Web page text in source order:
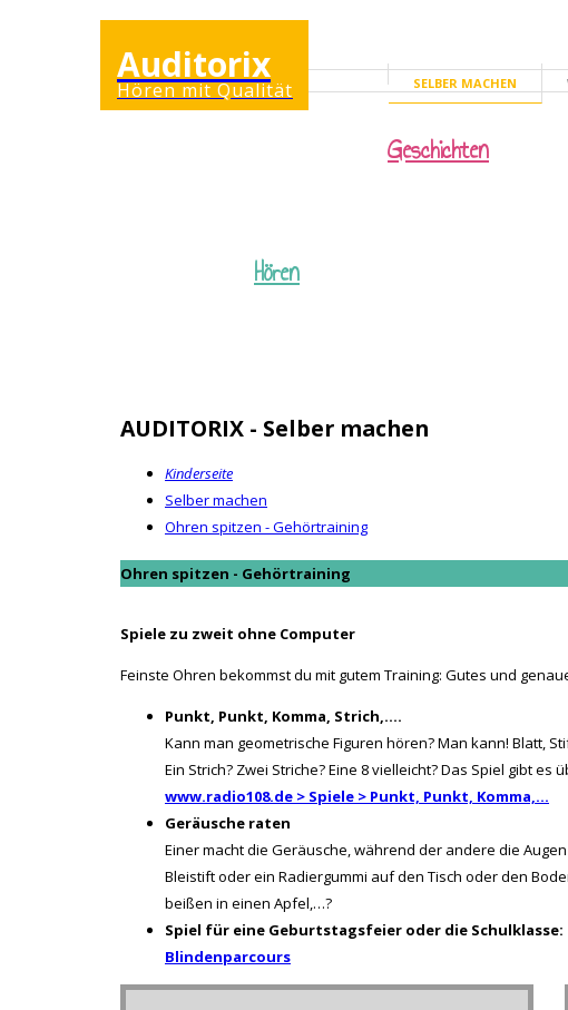
Auditorix
Hören mit Qualität KINDERSEITE
SELBER MACHEN
Hören
Geschichten
AUDITORIX - Selber machen
Kinderseite
Selber machen
Ohren spitzen - Gehörtraining
Ohren spitzen - Gehörtraining
Spiele zu zweit ohne Computer
Feinste Ohren bekommst du mit gutem Training: Gutes und
Punkt, Punkt, Komma, Strich,....
Kann man geometrische Figuren hören? Man kann! Blatt,
Ein Strich? Zwei Striche? Eine 8 vielleicht? Das Spiel gibt es
www.radio108.de > Spiele > Punkt, Punkt, Komma,...
Geräusche raten
Einer macht die Geräusche, während der andere die
Bleistift oder ein Radiergummi auf den Tisch oder den
beißen in einen Apfel,…?
Spiel für eine Geburtstagsfeier oder die Schulklasse:
Blindenparcours